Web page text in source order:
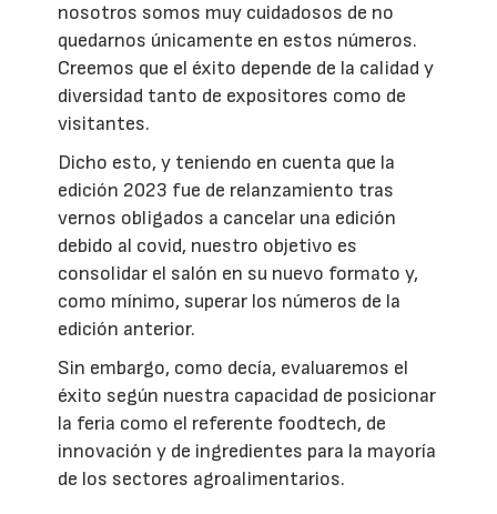
nosotros somos muy cuidadosos de no
quedarnos únicamente en estos números.
Creemos que el éxito depende de la calidad y
diversidad tanto de expositores como de
visitantes.
Dicho esto, y teniendo en cuenta que la
edición 2023 fue de relanzamiento tras
vernos obligados a cancelar una edición
debido al covid, nuestro objetivo es
consolidar el salón en su nuevo formato y,
como mínimo, superar los números de la
edición anterior.
Sin embargo, como decía, evaluaremos el
éxito según nuestra capacidad de posicionar
la feria como el referente foodtech, de
innovación y de ingredientes para la mayoría
de los sectores agroalimentarios.